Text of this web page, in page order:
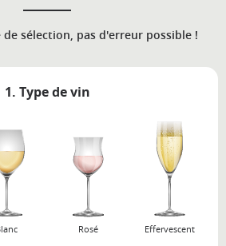
sélection, pas d'erreur possible !
1. Type de vin
Rosé Effervescent